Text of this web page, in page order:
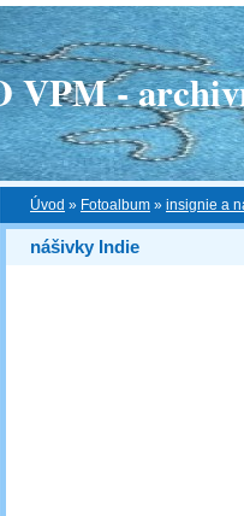
VPM -
Úvod » Fotoalbum » insignie a
nášivky Indie